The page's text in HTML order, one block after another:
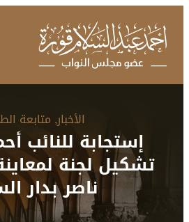
الأخبار, متابعة
إستجابة للنائب
تشكيل لجنة
ناصر بدار